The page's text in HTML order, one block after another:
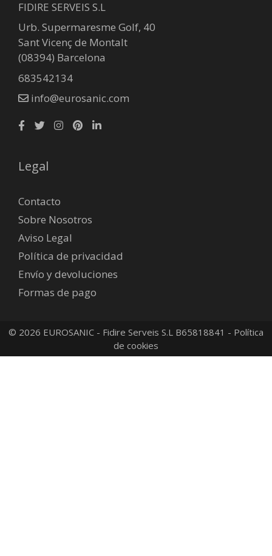
FIDIRE SERVEIS S.L
Urb. Supermaresme Golf, 40
Sant Vicenç de Montalt
(08394) Barcelona
683542134
info@eurosanic.com
Legal
Contacto
Sobre Nosotros
Aviso Legal
Política de privacidad
Envío y devoluciones
Formas de pago
© 2026 EUROSANIC - Fidire Serveis S.L B65818841 - Política
de cookies